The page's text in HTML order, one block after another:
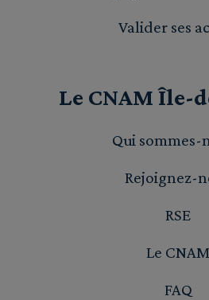
Valider ses
Le CNAM Île-
Qui sommes-
Rejoignez-
RSE
Le CNAM
FAQ